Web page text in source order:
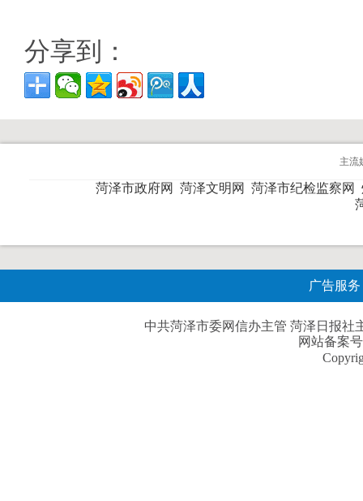
分享到：
主流
菏泽市政府网 菏泽文明网 菏泽市纪检监察网
广告服务
中共菏泽市委网信办主管 菏泽日报社
网站备案